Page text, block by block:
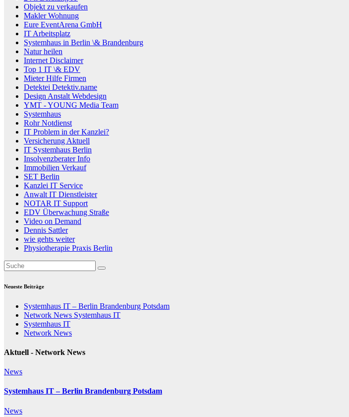
Objekt zu verkaufen
Makler Wohnung
Eure EventArena GmbH
IT Arbeitsplatz
Systemhaus in Berlin \& Brandenburg
Natur heilen
Internet Disclaimer
Top 1 IT \& EDV
Mieter Hilfe Firmen
Detektei Detektiv.name
Design Anstalt Webdesign
YMT - YOUNG Media Team
Systemhaus
Rohr Notdienst
IT Problem in der Kanzlei?
Versicherung Aktuell
IT Systemhaus Berlin
Insolvenzberater Info
Immobilien Verkauf
SET Berlin
Kanzlei IT Service
Anwalt IT Dienstleister
NOTAR IT Support
EDV Überwachung Straße
Video on Demand
Dennis Sattler
wie gehts weiter
Physiotherapie Praxis Berlin
Neueste Beiträge
Systemhaus IT – Berlin Brandenburg Potsdam
Network News Systemhaus IT
Systemhaus IT
Network News
Aktuell - Network News
News
Systemhaus IT – Berlin Brandenburg Potsdam
News